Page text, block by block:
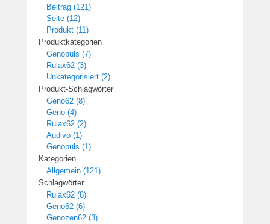
Beitrag (121)
Seite (12)
Produkt (11)
Produktkategorien
Genopuls (7)
Rulax62 (3)
Unkategorisiert (2)
Produkt-Schlagwörter
Geno62 (8)
Geno (4)
Rulax62 (2)
Audivo (1)
Genopuls (1)
Kategorien
Allgemein (121)
Schlagwörter
Rulax62 (8)
Geno62 (6)
Genozen62 (3)